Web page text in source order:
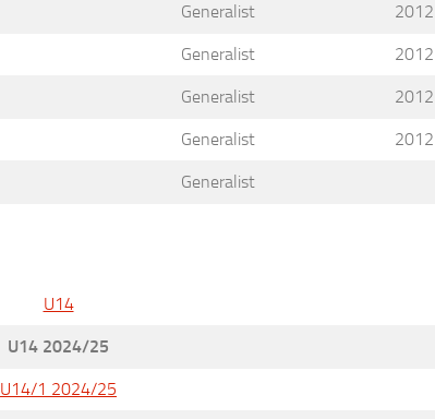
Generalist 2012
Generalist 2012
Generalist 2012
Generalist 2012
Generalist
U14
U14 2024/25
U14/1 2024/25